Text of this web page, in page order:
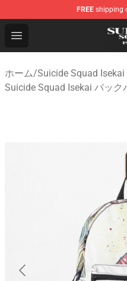
FREE shipping
Open menu
Suicide Squad Isekai
ホーム/Suicide Squad
Suicide Squad Isekai バック